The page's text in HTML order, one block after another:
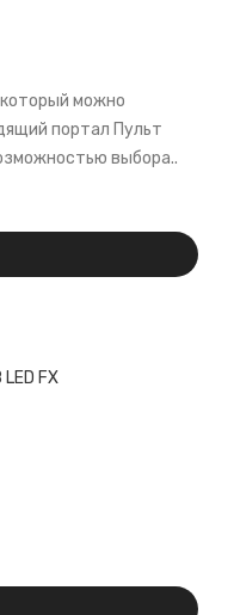
можно
портал Пульт
выбора..